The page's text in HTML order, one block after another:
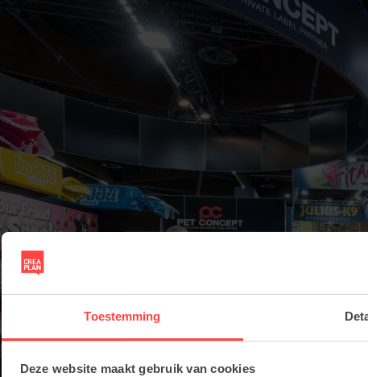
Toestemming
Deze website maakt gebruik van cookies